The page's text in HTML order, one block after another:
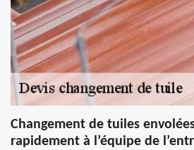
Changement de tuiles
rapidement à l’équipe de